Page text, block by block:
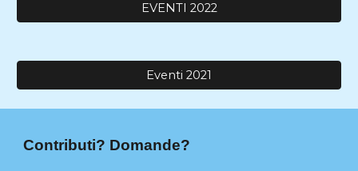
EVENTI 2022
Eventi 2021
Contributi? Domande?